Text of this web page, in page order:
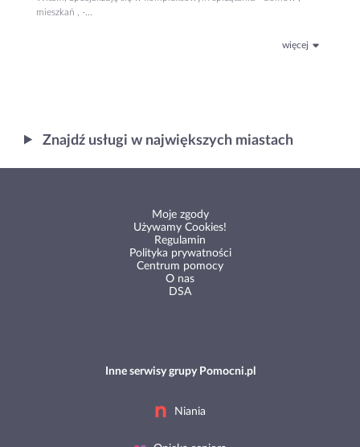
mieszkań , -...
więcej
Znajdź usługi w największych miastach
Moje zgody
Używamy Cookies!
Regulamin
Polityka prywatności
Centrum pomocy
O nas
DSA
Inne serwisy grupy Pomocni.pl
Niania